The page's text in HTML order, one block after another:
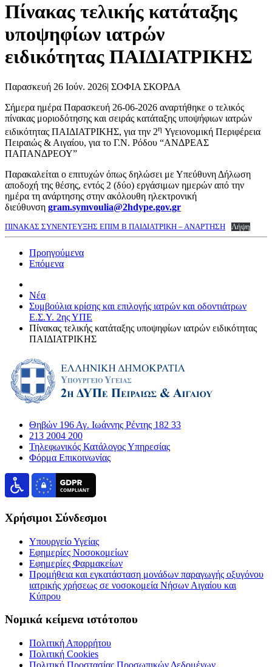
Πίνακας τελικής κατάταξης
υποψηφίων ιατρών
ειδικότητας ΠΑΙΔΙΑΤΡΙΚΗΣ
Παρασκευή 26 Ιούν. 2026| ΣΟΦΙΑ ΣΚΟΡΔΑ
Σήμερα ημέρα Παρασκευή 26-06-2026 αναρτήθηκε ο τελικός
πίνακας μοριοδότησης και σειράς κατάταξης υποψήφιων ιατρών
ειδικότητας ΠΑΙΔΙΑΤΡΙΚΗΣ, για την 2η Υγειονομική Περιφέρεια
Πειραιώς & Αιγαίου, για το Γ.Ν. Ρόδου “ΑΝΔΡΕΑΣ
ΠΑΠΑΝΔΡΕΟΥ”
Παρακαλείται ο επιτυχών όπως δηλώσει με Υπεύθυνη Δήλωση
αποδοχή της θέσης, εντός 2 (δύο) εργάσιμων ημερών από την
ημέρα τη ανάρτησης στην ακόλουθη ηλεκτρονική
διεύθυνση gram.symvoulia@2hdype.gov.gr
ΠΙΝΑΚΑΣ ΣΥΝΕΝΤΕΥΞΗΣ ΕΠΙΜ Β ΠΑΙΔΙΑΤΡΙΚΗ – ΑΝΑΡΤΗΣΗ Λήψη
Προηγούμενα
Επόμενα
Νέα
Συμβούλια κρίσης και επιλογής ιατρών και οδοντιάτρων
Ε.Σ.Υ. 2ης ΥΠΕ
Πίνακας τελικής κατάταξης υποψηφίων ιατρών ειδικότητας
ΠΑΙΔΙΑΤΡΙΚΗΣ
Θηβών 196 Αγ. Ιωάννης Ρέντης 182 33
213 2004 200
Τηλεφωνικός Κατάλογος Υπηρεσίας
Φόρμα Επικοινωνίας
Χρήσιμοι Σύνδεσμοι
Υπουργείο Υγείας
Εφημερίες Νοσοκομείων
Εφημερίες Φαρμακείων
Προμήθεια και εγκατάσταση μονάδων παραγωγής οξυγόνου
ιατρικής χρήσεως σε νοσοκομεία Νήσων Αιγαίου και
Κύπρου
Νομικά κείμενα ιστότοπου
Πολιτική Απορρήτου
Πολιτική Cookies
Πολιτική Προστασίας Προσωπικών Δεδομένων